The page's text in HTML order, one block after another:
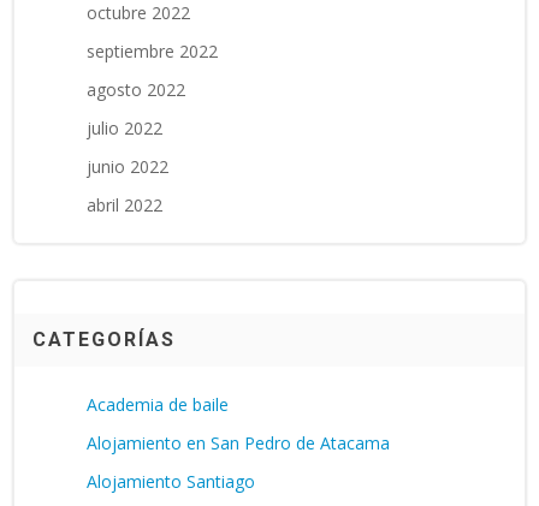
octubre 2022
septiembre 2022
agosto 2022
julio 2022
junio 2022
abril 2022
CATEGORÍAS
Academia de baile
Alojamiento en San Pedro de Atacama
Alojamiento Santiago